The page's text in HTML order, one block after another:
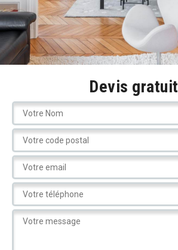
Devis gratuit